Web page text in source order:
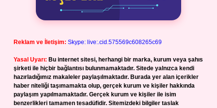
Reklam ve İletişim: Skype: live:.cid.575569c608265c69
Yasal Uyarı: Bu internet sitesi, herhangi bir marka, kurum veya şahıs
şirketi ile hiçbir bağlantısı bulunmamaktadır. Sitede yalnızca kendi
hazırladığımız makaleler paylaşılmaktadır. Burada yer alan içerikler
haber niteliği taşımamakta olup, gerçek kurum ve kişiler hakkında
paylaşım yapılmamaktadır. Gerçek kurum ve kişiler ile isim
benzerlikleri tamamen tesadüfidir. Sitemizdeki bilgiler taslak